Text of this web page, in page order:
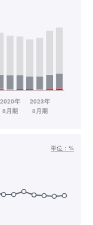
単位： %